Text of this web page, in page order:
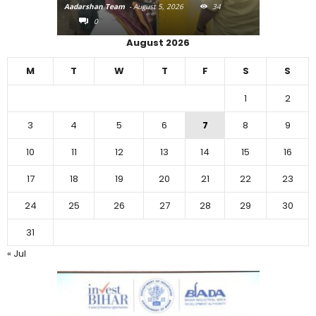
Aadarshan Team - August 5, 2026
34
0
August 2026
M T W T F S S
1
2
3
4 5 6 7 8
9
10
11 12 13 14 15
16
17
18 19 20 21 22
23
24
25 26 27 28 29
30
31
« Jul